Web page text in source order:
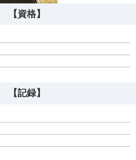
【資格】
【記録】